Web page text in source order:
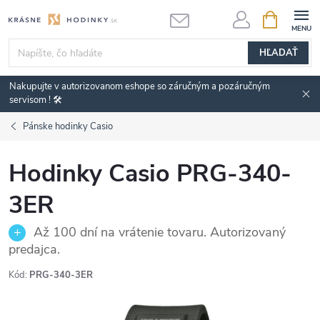
na
obsah
HĽADAŤ
KOŠÍK
Nakupujte v autorizovanom eshope so záručným a pozáručným
servisom ! 🛠️
Pánske hodinky Casio
Hodinky Casio PRG-340-
3ER
Až 100 dní na vrátenie tovaru. Autorizovaný
predajca.
Kód: PRG-340-3ER